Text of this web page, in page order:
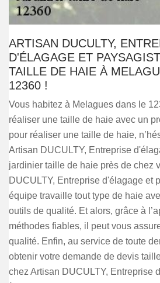
ARTISAN DUCULTY,
D'ÉLAGAGE ET
TAILLE DE HAIE À
12360 !
Vous habitez à Melagues dans le
réaliser une taille de haie avec un
pour réaliser une taille de haie,
Artisan DUCULTY, Entreprise
jardinier taille de haie près de chez
DUCULTY, Entreprise d'élagage et
équipe travaille tout type de haie
outils de qualité. Et alors, grâce à
méthodes fiables, il peut vous
qualité. Enfin, au service de toute
obtenir votre demande de devis
chez Artisan DUCULTY, Entreprise